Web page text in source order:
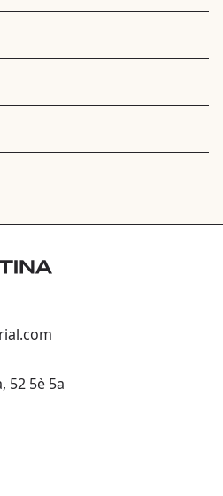
52 5è 5a